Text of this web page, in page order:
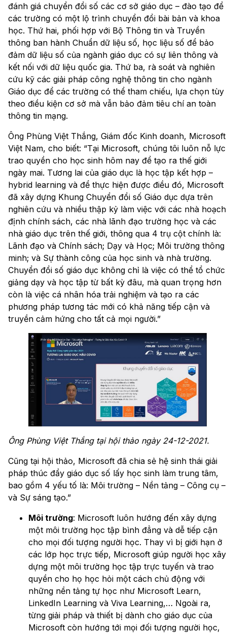
đánh giá chuyển đổi số các cơ sở giáo dục – đào tạo để
các trường có một lộ trình chuyển đổi bài bản và khoa
học. Thứ hai, phối hợp với Bộ Thông tin và Truyền
thông ban hành Chuẩn dữ liệu số, học liệu số để bảo
đảm dữ liệu số của ngành giáo dục có sự liên thông và
kết nối với dữ liệu quốc gia. Thứ ba, rà soát và nghiên
cứu kỹ các giải pháp công nghệ thông tin cho ngành
Giáo dục để các trường có thể tham chiếu, lựa chọn tùy
theo điều kiện cơ sở mà vẫn bảo đảm tiêu chí an toàn
thông tin mạng.
Ông Phùng Việt Thắng, Giám đốc Kinh doanh, Microsoft
Việt Nam, cho biết: “Tại Microsoft, chúng tôi luôn nỗ lực
trao quyền cho học sinh hôm nay để tạo ra thế giới
ngày mai. Tương lai của giáo dục là học tập kết hợp –
hybrid learning và để thực hiện được điều đó, Microsoft
đã xây dựng Khung Chuyển đổi số Giáo dục dựa trên
nghiên cứu và nhiều thập kỷ làm việc với các nhà hoạch
định chính sách, các nhà lãnh đạo trường học và các
nhà giáo dục trên thế giới, thông qua 4 trụ cột chính là:
Lãnh đạo và Chính sách; Dạy và Học; Môi trường thông
minh; và Sự thành công của học sinh và nhà trường.
Chuyển đổi số giáo dục không chỉ là việc có thể tổ chức
giảng dạy và học tập từ bất kỳ đâu, mà quan trọng hơn
còn là việc cá nhân hóa trải nghiệm và tạo ra các
phương pháp tương tác mới có khả năng tiếp cận và
truyền cảm hứng cho tất cả mọi người.”
Ông Phùng Việt Thắng tại hội thảo ngày 24-12-2021.
Cũng tại hội thảo, Microsoft đã chia sẻ hệ sinh thái giải
pháp thúc đẩy giáo dục số lấy học sinh làm trung tâm,
bao gồm 4 yếu tố là: Môi trường – Nền tảng – Công cụ –
và Sự sáng tạo.”
Môi trường: Microsoft luôn hướng đến xây dựng
một môi trường học tập bình đẳng và dễ tiếp cận
cho mọi đối tượng người học. Thay vì bị giới hạn ở
các lớp học trực tiếp, Microsoft giúp người học xây
dựng một môi trường học tập trực tuyến và trao
quyền cho họ học hỏi một cách chủ động với
những nền tảng tự học như Microsoft Learn,
LinkedIn Learning và Viva Learning,… Ngoài ra,
từng giải pháp và thiết bị dành cho giáo dục của
Microsoft còn hướng tới mọi đối tượng người học,